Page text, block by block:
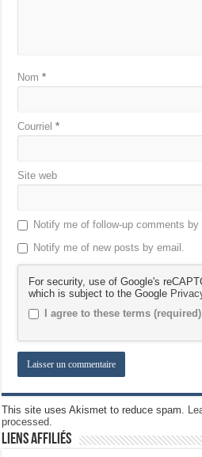
Nom*
Courriel*
Site web
Notify me of follow-up comments by
Notify me of new posts by email.
For security, use of Google's
which is subject to the Google
I agree to these terms
This site uses Akismet to reduce spam.
processed.
Liens Affiliés